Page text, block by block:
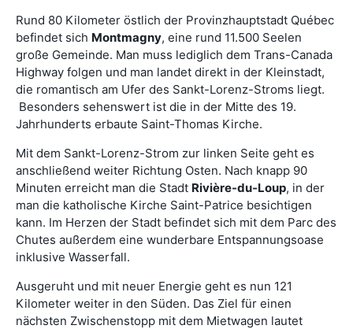
Rund 80 Kilometer östlich der Provinzhauptstadt Québec
befindet sich Montmagny, eine rund 11.500 Seelen
große Gemeinde. Man muss lediglich dem Trans-Canada
Highway folgen und man landet direkt in der Kleinstadt,
die romantisch am Ufer des Sankt-Lorenz-Stroms liegt.
Besonders sehenswert ist die in der Mitte des 19.
Jahrhunderts erbaute Saint-Thomas Kirche.
Mit dem Sankt-Lorenz-Strom zur linken Seite geht es
anschließend weiter Richtung Osten. Nach knapp 90
Minuten erreicht man die Stadt Rivière-du-Loup, in der
man die katholische Kirche Saint-Patrice besichtigen
kann. Im Herzen der Stadt befindet sich mit dem Parc des
Chutes außerdem eine wunderbare Entspannungsoase
inklusive Wasserfall.
Ausgeruht und mit neuer Energie geht es nun 121
Kilometer weiter in den Süden. Das Ziel für einen
nächsten Zwischenstopp mit dem Mietwagen lautet